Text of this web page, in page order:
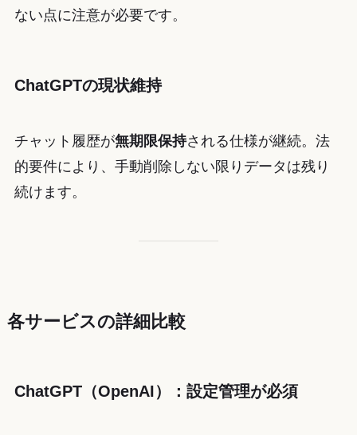
ない点に注意が必要です。
ChatGPTの現状維持
チャット履歴が無期限保持される仕様が継続。法
的要件により、手動削除しない限りデータは残り
続けます。
各サービスの詳細比較
ChatGPT（OpenAI）：設定管理が必須